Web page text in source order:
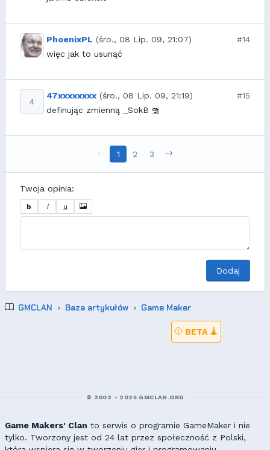
PhoenixPL (śro., 08 Lip. 09, 21:07)
#14
więc jak to usunąć
4
47xxxxxxxx (śro., 08 Lip. 09, 21:19)
#15
definując zmienną _SokB
1 2 3
Twoja opinia:
b i u
Dodaj
GMCLAN Baza artykułów Game Maker
BETA
© 2002 - 2026 GMCLAN.ORG
Game Makers' Clan to serwis o programie GameMaker i nie
tylko. Tworzony jest od 24 lat przez społeczność z Polski,